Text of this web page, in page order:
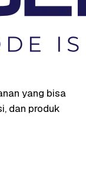
yang bisa
dan produk